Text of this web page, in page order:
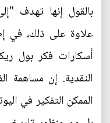
بالقول إنها تهدف
علاوة على ذلك، في
أسكارات فكر بول
النقدية. إن مساهمة
الممكن التفكير في